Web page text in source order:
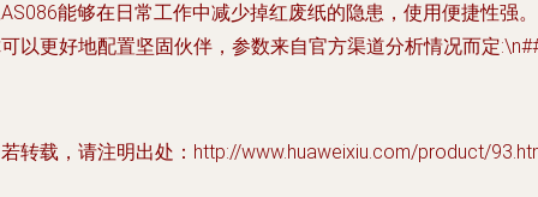
能够在日常工作中减少掉红废纸的隐患，使用便捷性强。
以更好地配置坚固伙伴，参数来自官方渠道分析情况而定
转载，请注明出处：http://www.huaweixiu.com/product/